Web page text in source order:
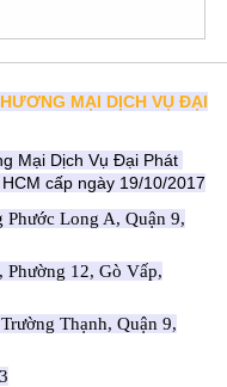
MẠI DỊCH VỤ ĐẠI
Mại Dịch Vụ Đại Phát
cấp ngày 19/10/2017
Phước Long A, Quận 9,
Phường 12, Gò Vấp,
Thạnh, Quận 9,